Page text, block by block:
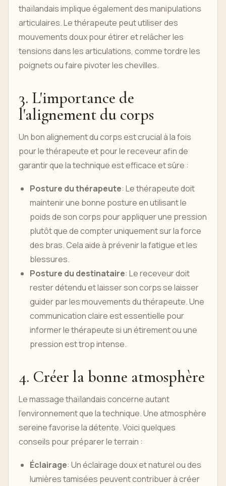
thaïlandais implique également des manipulations
articulaires. Le thérapeute peut utiliser des
mouvements doux pour étirer et relâcher les
tensions dans les articulations, comme tordre les
poignets ou faire pivoter les chevilles.
3. L'importance de
l'alignement du corps
Un bon alignement du corps est crucial à la fois
pour le thérapeute et pour le receveur afin de
garantir que la technique est efficace et sûre :
Posture du thérapeute: Le thérapeute doit
maintenir une bonne posture en utilisant le
poids de son corps pour appliquer une pression
plutôt que de compter uniquement sur la force
des bras. Cela aide à prévenir la fatigue et les
blessures.
Posture du destinataire: Le receveur doit
rester détendu et laisser son corps se laisser
guider par les mouvements du thérapeute. Une
communication claire est essentielle pour
informer le thérapeute si un étirement ou une
pression est trop intense.
4. Créer la bonne atmosphère
Le massage thaïlandais concerne autant
l’environnement que la technique. Une atmosphère
sereine favorise la détente. Voici quelques
conseils pour préparer le terrain :
Éclairage: Un éclairage doux et naturel ou des
lumières tamisées peuvent contribuer à créer